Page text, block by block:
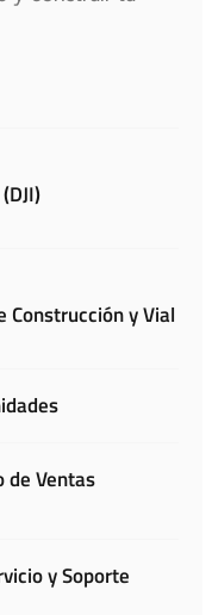
Construcción y Vial
Ventas
y Soporte